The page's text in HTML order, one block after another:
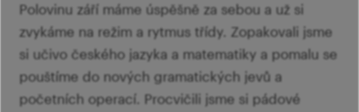
Polovinu září máme úspěšně za sebou a už si
zvykáme na režim a rytmus třídy. Zopakovali jsme
si učivo českého jazyka a matematiky a pomalu se
pouštíme do nových gramatických jevů a
početních operací. Procvičili jsme si pádové